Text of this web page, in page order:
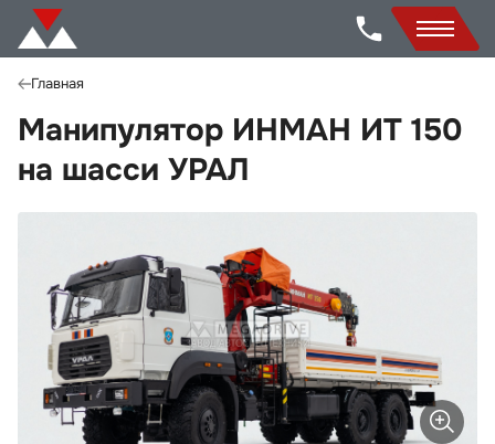
Главная
Манипулятор ИНМАН ИТ 150
на шасси УРАЛ